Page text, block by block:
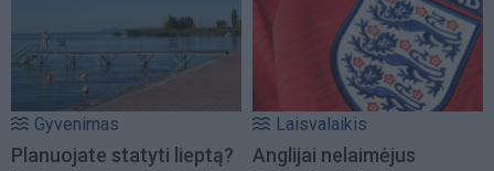
Gyvenimas
Planuojate statyti lieptą?
Laisvalaikis
Anglijai nelaimėjus